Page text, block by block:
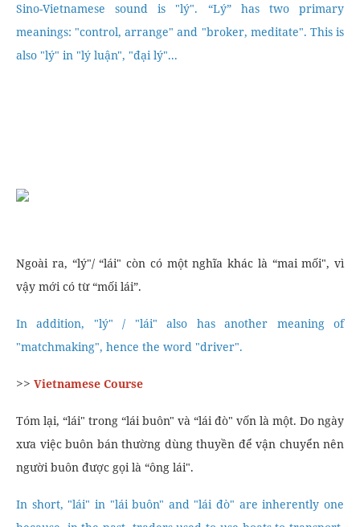
Sino-Vietnamese sound is "lý". “Lý” has two primary
meanings: "control, arrange" and "broker, meditate". This is
also "lý" in "lý luận", "đại lý"...
Ngoài ra, “lý"/ “lái" còn có một nghĩa khác là “mai mối", vì
vậy mới có từ “mối lái”.
In addition, "lý" / "lái" also has another meaning of
"matchmaking", hence the word "driver".
>> Vietnamese Course
Tóm lại, “lái" trong “lái buôn" và “lái đò" vốn là một. Do ngày
xưa việc buôn bán thường dùng thuyền để vận chuyển nên
người buôn được gọi là “ông lái".
In short, "lái" in "lái buôn" and "lái đò" are inherently one